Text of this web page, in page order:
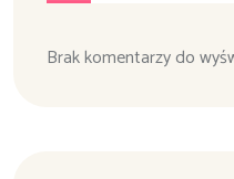
Brak komentarzy do